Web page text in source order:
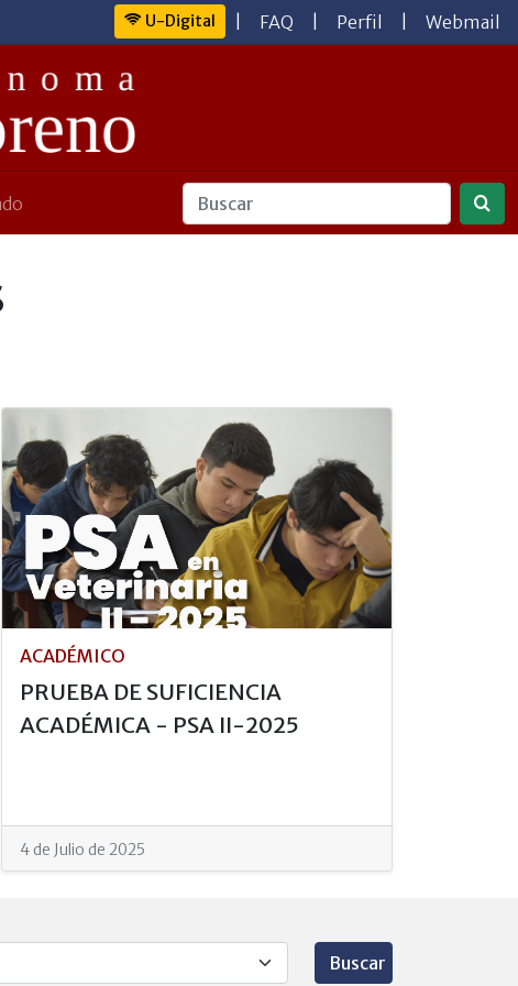
U-Digital FAQ Perfil Webmail
ACADÉMICO
PRUEBA DE SUFICIENCIA
ACADÉMICA - PSA II-2025
4 de Julio de 2025
Buscar